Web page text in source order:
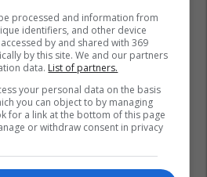
processed and information from
identifiers, and other device
by and shared with 369
by this site. We and our partners
data. List of partners.
your personal data on the basis
you can object to by managing
for a link at the bottom of this page
or withdraw consent in privacy